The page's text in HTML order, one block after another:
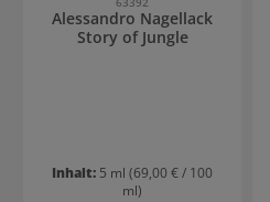
Alessandro Nagellack
Story of Jungle
Inhalt: 5 ml (69,00 € / 100
ml)